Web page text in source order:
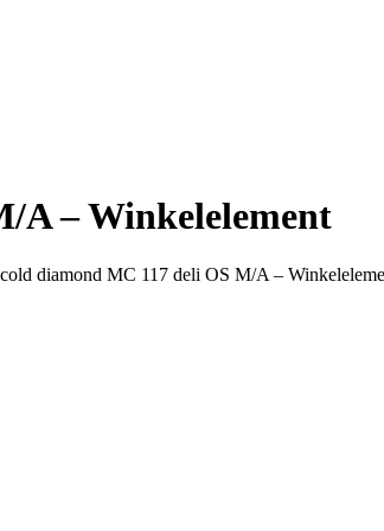
A – Winkelelement
diamond MC 117 deli OS M/A –